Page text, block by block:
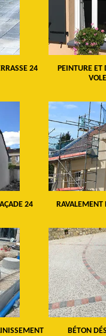
24
PEINTURE ET
24 RAVALEMENT
BÉTON